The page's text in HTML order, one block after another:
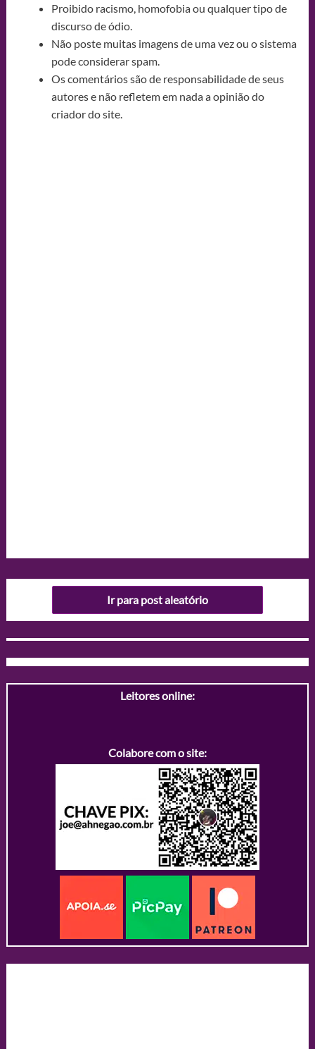
Proibido racismo, homofobia ou qualquer tipo de
discurso de ódio.
Não poste muitas imagens de uma vez ou o sistema
pode considerar spam.
Os comentários são de responsabilidade de seus
autores e não refletem em nada a opinião do
criador do site.
Ir para post aleatório
Leitores online:
Colabore com o site: